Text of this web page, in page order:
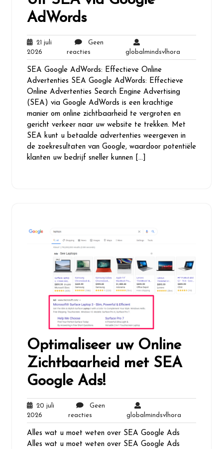
AdWords
21 juli
2026
juli
2026
Geen
reactiesGeen
reacties
globalmindsvlhora
SEA Google AdWords: Effectieve Online
Advertenties SEA Google AdWords: Effectieve
Online Advertenties Search Engine Advertising
(SEA) via Google AdWords is een krachtige
manier om online zichtbaarheid te vergroten en
gericht verkeer naar uw website te trekken. Met
SEA kunt u betaalde advertenties weergeven in
de zoekresultaten van Google, waardoor potentiële
klanten uw bedrijf sneller kunnen […]
Optimaliseer uw Online
Zichtbaarheid met SEA
Google Ads!
20 juli
2026
juli
2026
Geen
reacties
reacties
globalmindsvlhora
Alles wat u moet weten over SEA Google Ads
Alles wat u moet weten over SEA Google Ads